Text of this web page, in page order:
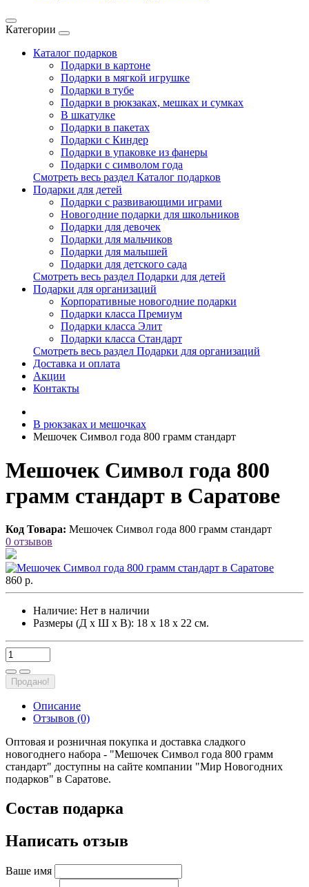
Категории
Каталог подарков
Подарки в картоне
Подарки в мягкой игрушке
Подарки в тубе
Подарки в рюкзаках, мешках и сумках
В шкатулке
Подарки в пакетах
Подарки с Киндер
Подарки в упаковке из фанеры
Подарки с символом года
Смотреть весь раздел Каталог подарков
Подарки для детей
Подарки с развивающими играми
Новогодние подарки для школьников
Подарки для девочек
Подарки для мальчиков
Подарки для малышей
Подарки для детского сада
Смотреть весь раздел Подарки для детей
Подарки для организаций
Корпоративные новогодние подарки
Подарки класса Премиум
Подарки класса Элит
Подарки класса Стандарт
Смотреть весь раздел Подарки для организаций
Доставка и оплата
Акции
Контакты
В рюкзаках и мешочках
Мешочек Символ года 800 грамм стандарт
Мешочек Символ года 800
грамм стандарт в Саратове
Код Товара: Мешочек Символ года 800 грамм стандарт
0 отзывов
860 р.
Наличие: Нет в наличии
Размеры (Д х Ш х В): 18 х 18 х 22 см.
Продано!
Описание
Отзывов (0)
Оптовая и розничная покупка и доставка сладкого
новогоднего набора - "Мешочек Символ года 800 грамм
стандарт" доступны на сайте компании "Мир Новогодних
подарков" в Саратове.
Состав подарка
Написать отзыв
Ваше имя